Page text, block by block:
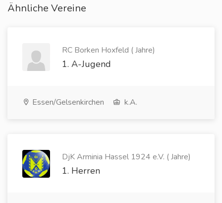
Ähnliche Vereine
RC Borken Hoxfeld ( Jahre)
1. A-Jugend
Essen/Gelsenkirchen k.A.
DjK Arminia Hassel 1924 e.V. ( Jahre)
1. Herren